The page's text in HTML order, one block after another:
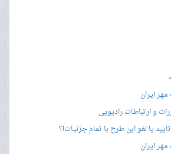
ایران
و ارتباطات رادیویی
یا لغو این طرح با تمام جزئیات!؟
ایران